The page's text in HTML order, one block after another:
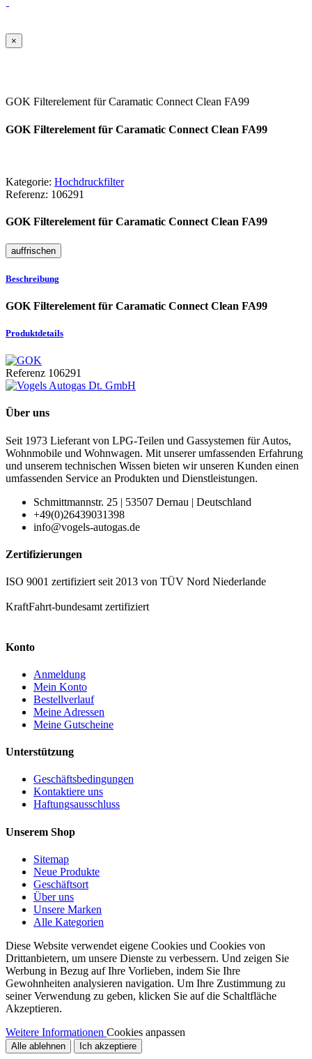
×
GOK Filterelement für Caramatic Connect Clean FA99
GOK Filterelement für Caramatic Connect Clean FA99
Kategorie: Hochdruckfilter
Referenz: 106291
GOK Filterelement für Caramatic Connect Clean FA99
Beschreibung
GOK Filterelement für Caramatic Connect Clean FA99
Produktdetails
Referenz 106291
Über uns
Seit 1973 Lieferant von LPG-Teilen und Gassystemen für Autos,
Wohnmobile und Wohnwagen. Mit unserer umfassenden Erfahrung
und unserem technischen Wissen bieten wir unseren Kunden einen
umfassenden Service an Produkten und Dienstleistungen.
Schmittmannstr. 25 | 53507 Dernau | Deutschland
+49(0)26439031398
info@vogels-autogas.de
Zertifizierungen
ISO 9001 zertifiziert seit 2013 von TÜV Nord Niederlande
KraftFahrt-bundesamt zertifiziert
Konto
Anmeldung
Mein Konto
Bestellverlauf
Meine Adressen
Meine Gutscheine
Unterstützung
Geschäftsbedingungen
Kontaktiere uns
Haftungsausschluss
Unserem Shop
Sitemap
Neue Produkte
Geschäftsort
Über uns
Unsere Marken
Alle Kategorien
Diese Website verwendet eigene Cookies und Cookies von
Drittanbietern, um unsere Dienste zu verbessern. Und zeigen Sie
Werbung in Bezug auf Ihre Vorlieben, indem Sie Ihre
Gewohnheiten analysieren navigation. Um Ihre Zustimmung zu
seiner Verwendung zu geben, klicken Sie auf die Schaltfläche
Akzeptieren.
Weitere Informationen Cookies anpassen
Alle ablehnen Ich akzeptiere